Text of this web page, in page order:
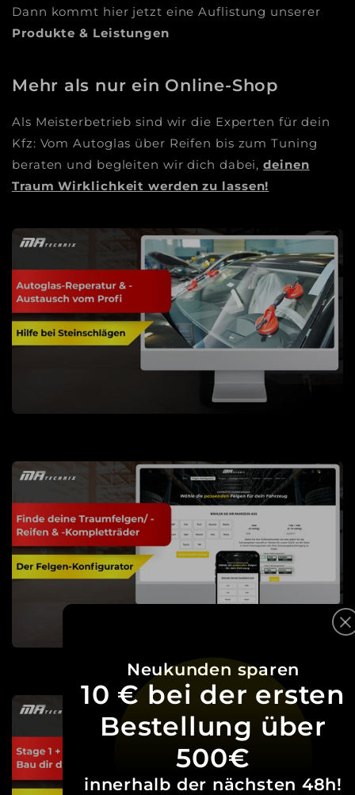
Neukunden sparen
10 € bei der ersten
Bestellung über
500€
innerhalb der nächsten 48h!
Dann kommt hier jetzt eine Auflistung unserer
Produkte & Leistungen
Mehr als nur ein Online-Shop
Als Meisterbetrieb sind wir die Experten für dein
Kfz: Vom Autoglas über Reifen bis zum Tuning
beraten und begleiten wir dich dabei,deinen
Traum Wirklichkeit werden zu lassen!